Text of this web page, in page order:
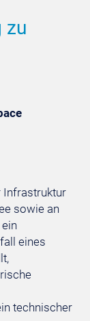
zu
Infrastruktur
sowie an
eines
technischer